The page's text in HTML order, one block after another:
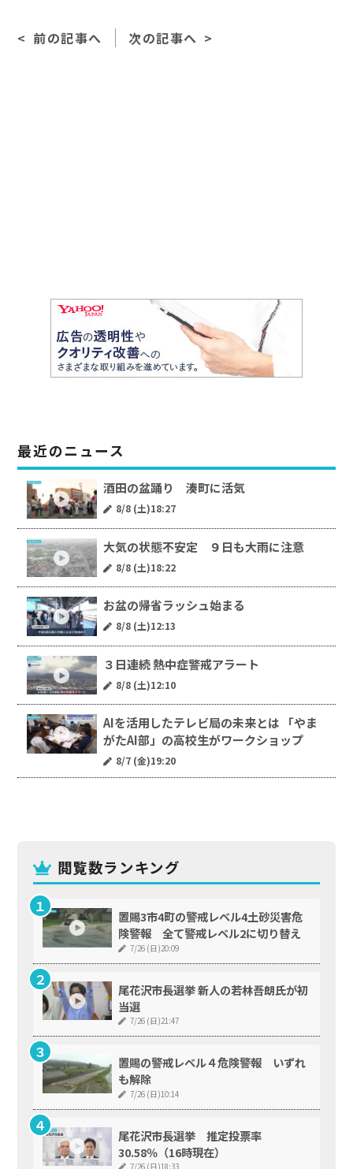
b
前の記事へ 次の記事へ
閲覧数ランキング
置賜3市4町の警戒レベル4土砂災害危
険警報 全て警戒レベル2に切り替え
7/26 (日)20:09
尾花沢市長選挙 新人の若林吾朗氏が初
当選
7/26 (日)21:47
置賜の警戒レベル４危険警報 いずれ
も解除
7/26 (日)10:14
尾花沢市長選挙 推定投票率
30.58％（16時現在）
7/26 (日)18:33
最近のニュース
酒田の盆踊り 湊町に活気
8/8 (土)18:27
大気の状態不安定 ９日も大雨に注意
8/8 (土)18:22
お盆の帰省ラッシュ始まる
8/8 (土)12:13
３日連続 熱中症警戒アラート
8/8 (土)12:10
AIを活用したテレビ局の未来とは 「やま
がたAI部」の高校生がワークショップ
8/7 (金)19:20